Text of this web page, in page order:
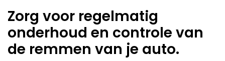
Zorg voor regelmatig
onderhoud en controle van
de remmen van je auto.